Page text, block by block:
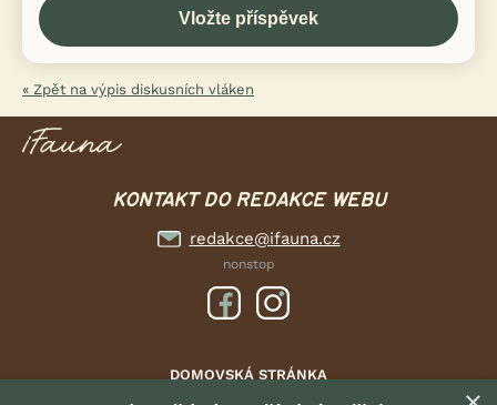
« Zpět na výpis diskusních vláken
KONTAKT DO REDAKCE WEBU
redakce@ifauna.cz
nonstop
DOMOVSKÁ STRÁNKA